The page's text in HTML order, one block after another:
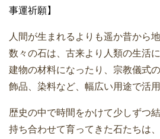
事運祈願】
人間が生まれるよりも遥か昔から
数々の石は、古来より人類の生活
建物の材料になったり、宗教儀式
飾品、染料など、幅広い用途で活
歴史の中で時間をかけて少しずつ
持ち合わせて育ってきた石たちは